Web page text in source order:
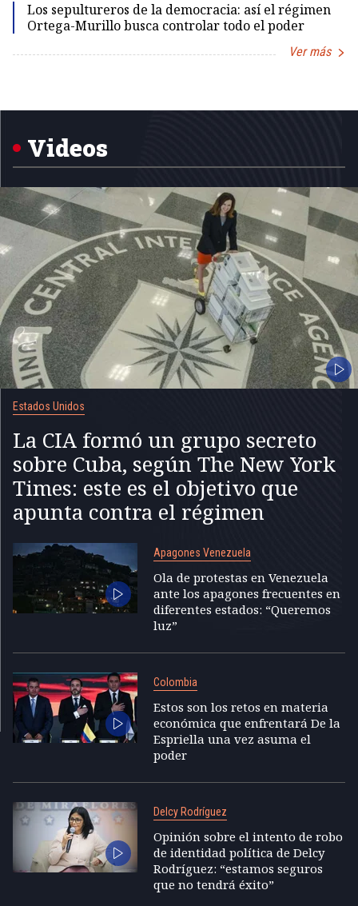
Los sepultureros de la democracia: así el régimen
Ortega-Murillo busca controlar todo el poder
Ver más
5
Videos
Estados Unidos
La CIA formó un grupo secreto
sobre Cuba, según The New York
Times: este es el objetivo que
apunta contra el régimen
Apagones Venezuela
Ola de protestas en Venezuela
ante los apagones frecuentes en
diferentes estados: “Queremos
luz”
Colombia
Estos son los retos en materia
económica que enfrentará De la
Espriella una vez asuma el
poder
Delcy Rodríguez
Opinión sobre el intento de robo
de identidad política de Delcy
Rodríguez: “estamos seguros
que no tendrá éxito”